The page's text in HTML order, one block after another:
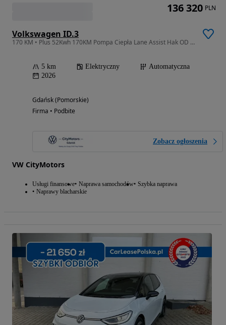
Volkswagen ID.3
170 KM • Plus 52Kwh 170KM Pompa Ciepła Lane Assist Hak OD RĘKI
5 km Elektryczny
Automatyczna
2026
Gdańsk (Pomorskie)
Firma • Podbite
Zobacz ogłoszenia
VW CityMotors
Usługi finansowe Naprawa samochodów Szybka naprawa
Naprawy blacharskie
136 320 PLN